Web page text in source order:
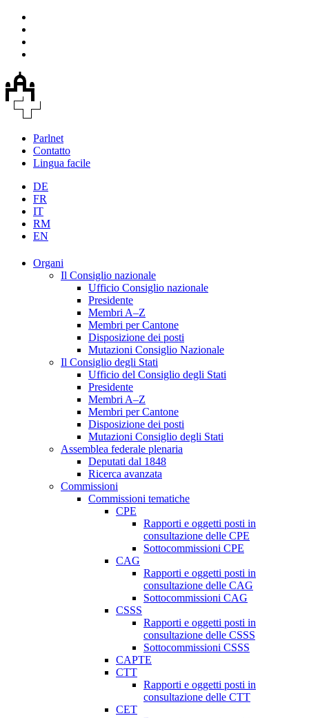
Parlnet
Contatto
Lingua facile
DE
FR
IT
RM
EN
Organi
Il Consiglio nazionale
Ufficio Consiglio nazionale
Presidente
Membri A–Z
Membri per Cantone
Disposizione dei posti
Mutazioni Consiglio Nazionale
Il Consiglio degli Stati
Ufficio del Consiglio degli Stati
Presidente
Membri A–Z
Membri per Cantone
Disposizione dei posti
Mutazioni Consiglio degli Stati
Assemblea federale plenaria
Deputati dal 1848
Ricerca avanzata
Commissioni
Commissioni tematiche
CPE
Rapporti e oggetti posti in
consultazione delle CPE
Sottocommissioni CPE
CAG
Rapporti e oggetti posti in
consultazione delle CAG
Sottocommissioni CAG
CSSS
Rapporti e oggetti posti in
consultazione delle CSSS
Sottocommissioni CSSS
CAPTE
CTT
Rapporti e oggetti posti in
consultazione delle CTT
CET